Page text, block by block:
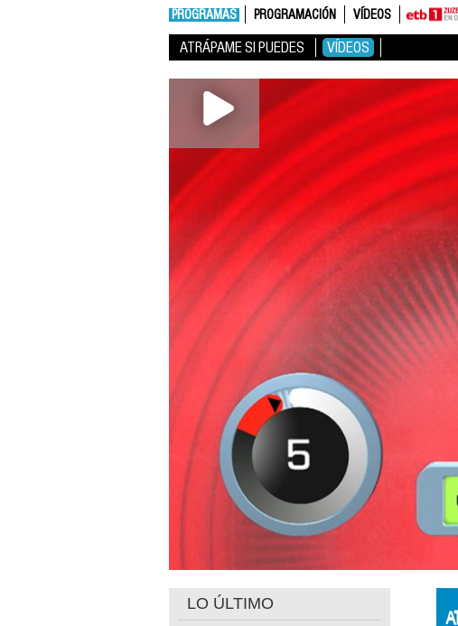
PROGRAMAS PROGRAMACIÓN VÍDEOS
ATRÁPAME SI PUEDES VÍDEOS
LO ÚLTIMO